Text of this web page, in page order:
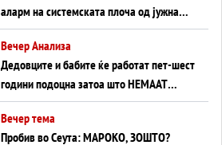
аларм на системската плоча од јужна
Германија до Црното Море...
Вечер Анализа
Дедовците и бабите ќе работат пет-шест
години подоцна затоа што НЕМААТ
ВНУЦИ ДА ГИ ЗАМЕНАТ
Вечер тема
Пробив во Сеута: МАРОКО, ЗОШТО?